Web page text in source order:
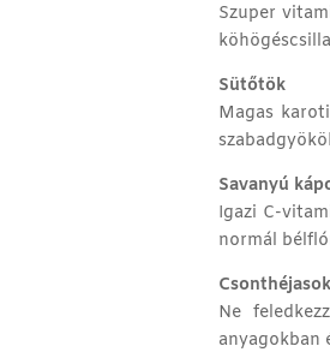
Szuper
Sütőtök
Magas
Savanyú
Igazi C-
normál
Ne
anyagokban